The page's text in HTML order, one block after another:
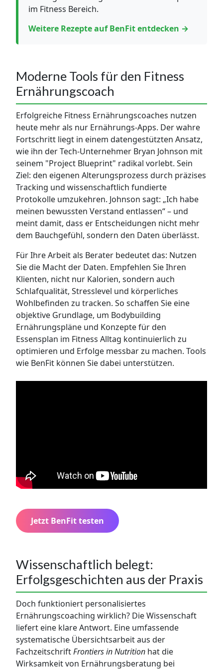
im Fitness Bereich.
Weitere Rezepte auf BenFit entdecken →
Moderne Tools für den Fitness
Ernährungscoach
Erfolgreiche Fitness Ernährungscoaches nutzen
heute mehr als nur Ernährungs-Apps. Der wahre
Fortschritt liegt in einem datengestützten Ansatz,
wie ihn der Tech-Unternehmer Bryan Johnson mit
seinem "Project Blueprint" radikal vorlebt. Sein
Ziel: den eigenen Alterungsprozess durch präzises
Tracking und wissenschaftlich fundierte
Protokolle umzukehren. Johnson sagt: „Ich habe
meinen bewussten Verstand entlassen“ – und
meint damit, dass er Entscheidungen nicht mehr
dem Bauchgefühl, sondern den Daten überlässt.
Für Ihre Arbeit als Berater bedeutet das: Nutzen
Sie die Macht der Daten. Empfehlen Sie Ihren
Klienten, nicht nur Kalorien, sondern auch
Schlafqualität, Stresslevel und körperliches
Wohlbefinden zu tracken. So schaffen Sie eine
objektive Grundlage, um Bodybuilding
Ernährungspläne und Konzepte für den
Essensplan im Fitness Alltag kontinuierlich zu
optimieren und Erfolge messbar zu machen. Tools
wie BenFit können Sie dabei unterstützen.
Jetzt BenFit testen
Wissenschaftlich belegt:
Erfolgsgeschichten aus der Praxis
Doch funktioniert personalisiertes
Ernährungscoaching wirklich? Die Wissenschaft
liefert eine klare Antwort. Eine umfassende
systematische Übersichtsarbeit aus der
FachzeitschriftFrontiers in Nutrition hat die
Wirksamkeit von Ernährungsberatung bei